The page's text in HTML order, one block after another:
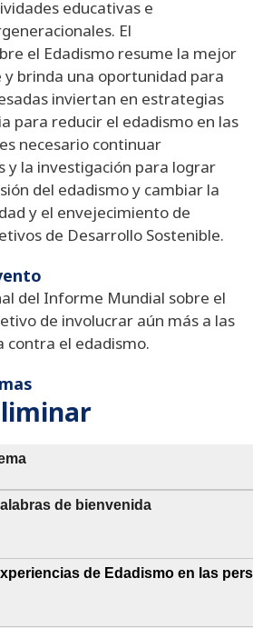
educativas e
El
el Edadismo resume la mejor
y brinda una oportunidad para
inviertan en estrategias
para reducir el edadismo en las
necesario continuar
y la investigación para lograr
del edadismo y cambiar la
y el envejecimiento de
de Desarrollo Sostenible.
del Informe Mundial sobre el
de involucrar aún más a las
contra el edadismo.
de bienvenida
de Edadismo en las